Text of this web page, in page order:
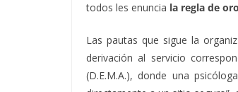
todos les enuncia la regla de
Las pautas que sigue la
derivación al servicio
(D.E.M.A.), donde una